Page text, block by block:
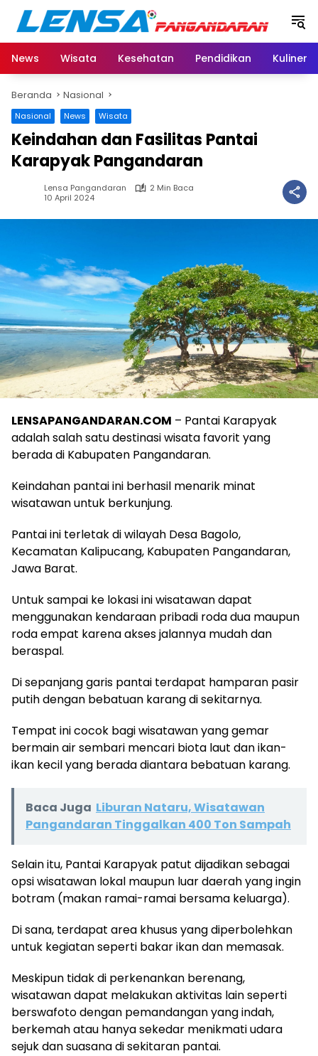
Langsung
konten
News
Wisata Kesehatan Pendidikan Kuliner
Beranda Nasional
Nasional News Wisata
Keindahan dan Fasilitas Pantai
Karapyak Pangandaran
Lensa Pangandaran
2 Min Baca
10 April 2024
LENSAPANGANDARAN.COM – Pantai Karapyak
adalah salah satu destinasi wisata favorit yang
berada di Kabupaten Pangandaran.
Keindahan pantai ini berhasil menarik minat
wisatawan untuk berkunjung.
Pantai ini terletak di wilayah Desa Bagolo,
Kecamatan Kalipucang, Kabupaten Pangandaran,
Jawa Barat.
Untuk sampai ke lokasi ini wisatawan dapat
menggunakan kendaraan pribadi roda dua maupun
roda empat karena akses jalannya mudah dan
beraspal.
Di sepanjang garis pantai terdapat hamparan pasir
putih dengan bebatuan karang di sekitarnya.
Tempat ini cocok bagi wisatawan yang gemar
bermain air sembari mencari biota laut dan ikan-
ikan kecil yang berada diantara bebatuan karang.
Baca Juga Liburan Nataru, Wisatawan
Pangandaran Tinggalkan 400 Ton Sampah
Selain itu, Pantai Karapyak patut dijadikan sebagai
opsi wisatawan lokal maupun luar daerah yang ingin
botram (makan ramai-ramai bersama keluarga).
Di sana, terdapat area khusus yang diperbolehkan
untuk kegiatan seperti bakar ikan dan memasak.
Meskipun tidak di perkenankan berenang,
wisatawan dapat melakukan aktivitas lain seperti
berswafoto dengan pemandangan yang indah,
berkemah atau hanya sekedar menikmati udara
sejuk dan suasana di sekitaran pantai.